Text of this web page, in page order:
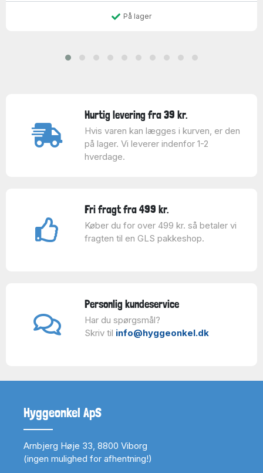
På lager
Hurtig levering fra 39 kr.
Hvis varen kan lægges i kurven, er den
på lager. Vi leverer indenfor 1-2
hverdage.
Fri fragt fra 499 kr.
Køber du for over 499 kr. så betaler vi
fragten til en GLS pakkeshop.
Personlig kundeservice
Har du spørgsmål?
Skriv til info@hyggeonkel.dk
Hyggeonkel ApS
Arnbjerg Høje 33, 8800 Viborg
(ingen mulighed for afhentning!)